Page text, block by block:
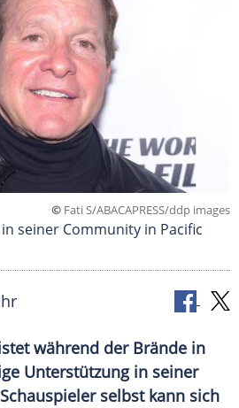
© Fati S/ABACAPRESS/ddp images
seiner Community in Pacific
während der Brände in
Unterstützung in seiner
selbst kann sich